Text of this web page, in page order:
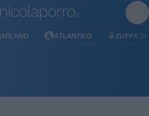
MILANO ATLANTICO ZUPPA DI